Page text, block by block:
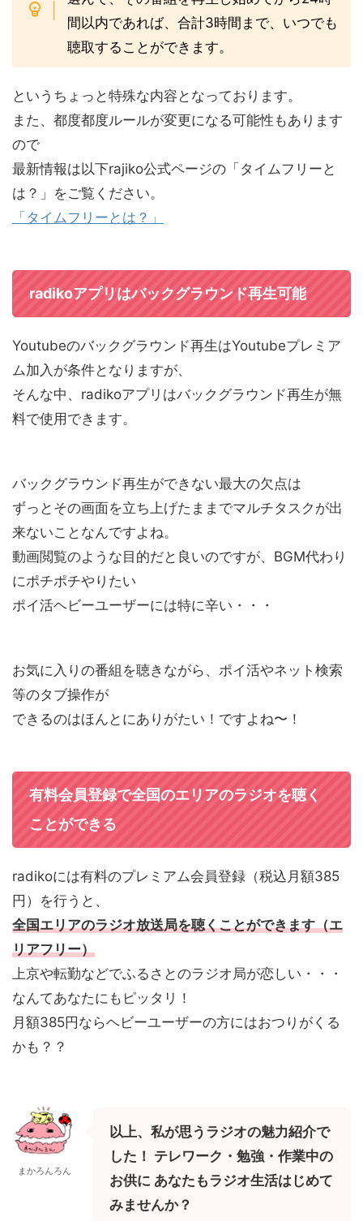
間以内であれば、合計3時間まで、いつでも
聴取することができます。
というちょっと特殊な内容となっております。
また、都度都度ルールが変更になる可能性もあります
ので
最新情報は以下rajiko公式ページの「タイムフリーと
は？」をご覧ください。
「タイムフリーとは？」
radikoアプリはバックグラウンド再生可能
Youtubeのバックグラウンド再生はYoutubeプレミア
ム加入が条件となりますが、
そんな中、radikoアプリはバックグラウンド再生が無
料で使用できます。
バックグラウンド再生ができない最大の欠点は
ずっとその画面を立ち上げたままでマルチタスクが出
来ないことなんですよね。
動画閲覧のような目的だと良いのですが、BGM代わり
にポチポチやりたい
ポイ活ヘビーユーザーには特に辛い・・・
お気に入りの番組を聴きながら、ポイ活やネット検索
等のタブ操作が
できるのはほんとにありがたい！ですよね〜！
有料会員登録で全国のエリアのラジオを聴く
ことができる
radikoには有料のプレミアム会員登録（税込月額385
円）を行うと、
全国エリアのラジオ放送局を聴くことができます（エ
リアフリー）
上京や転勤などでふるさとのラジオ局が恋しい・・・
なんてあなたにもピッタリ！
月額385円ならヘビーユーザーの方にはおつりがくる
かも？？
まかろんろん
以上、私が思うラジオの魅力紹介で
した！ テレワーク・勉強・作業中の
お供に あなたもラジオ生活はじめて
みませんか？